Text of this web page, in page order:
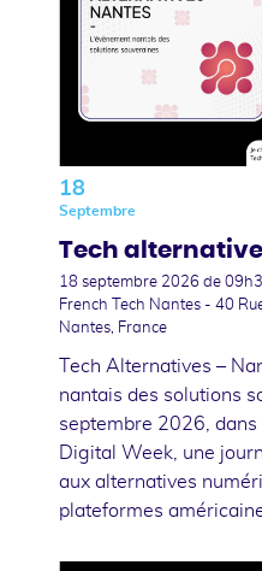
18
Septembre
Tech
18 septembre 2026 de
French Tech Nantes - 40
Nantes, France
Tech Alternatives –
nantais des solutions
septembre 2026, dans
Digital Week, une
aux alternatives
plateformes